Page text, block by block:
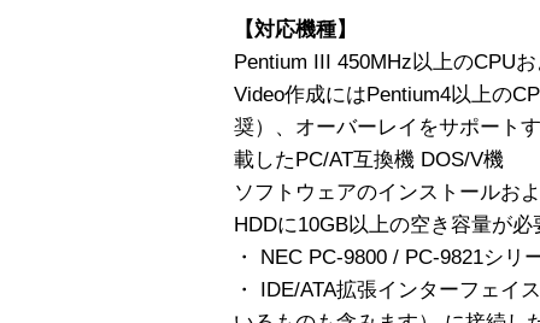
【対応機種】
Pentium III 450MHz以上のCPU
Video作成にはPentium4以上の
奨）、オーバーレイをサポート
載したPC/AT互換機 DOS/V機
ソフトウェアのインストールお
HDDに10GB以上の空き容量が必
・ NEC PC-9800 / PC-9821シ
・ IDE/ATA拡張インターフェイ